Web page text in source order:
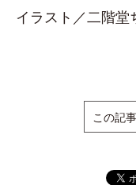
イラスト／二階
この記